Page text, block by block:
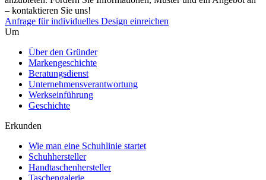
– kontaktieren Sie uns!
Anfrage für individuelles Design einreichen
Um
Über den Gründer
Markengeschichte
Beratungsdienst
Unternehmensverantwortung
Werkseinführung
Geschichte
Erkunden
Wie man eine Schuhlinie startet
Schuhhersteller
Handtaschenhersteller